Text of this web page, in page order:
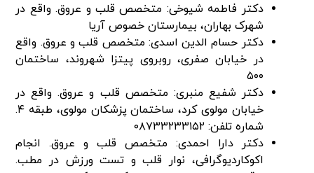
دکتر فاطمه شیوخی: متخصص قلب و عروق. واقع در
شهرک بهاران، بیمارستان خصوص آریا
دکتر حسام الدین اسدی: متخصص قلب و عروق. واقع
در خیابان صفری، روبروی پیتزا شهروند، ساختمان
۵۰۰
دکتر شفیع منبری: متخصص قلب و عروق. واقع در
خیابان مولوی کرد، ساختمان پزشکان مولوی، طبقه ۴.
شماره تلفن: ۰۸۷۳۳۲۳۳۱۵۲
دکتر دارا احمدی: متخصص قلب و عروق. انجام
اکوکاردیوگرافی، نوار قلب و تست ورزش در مطب.